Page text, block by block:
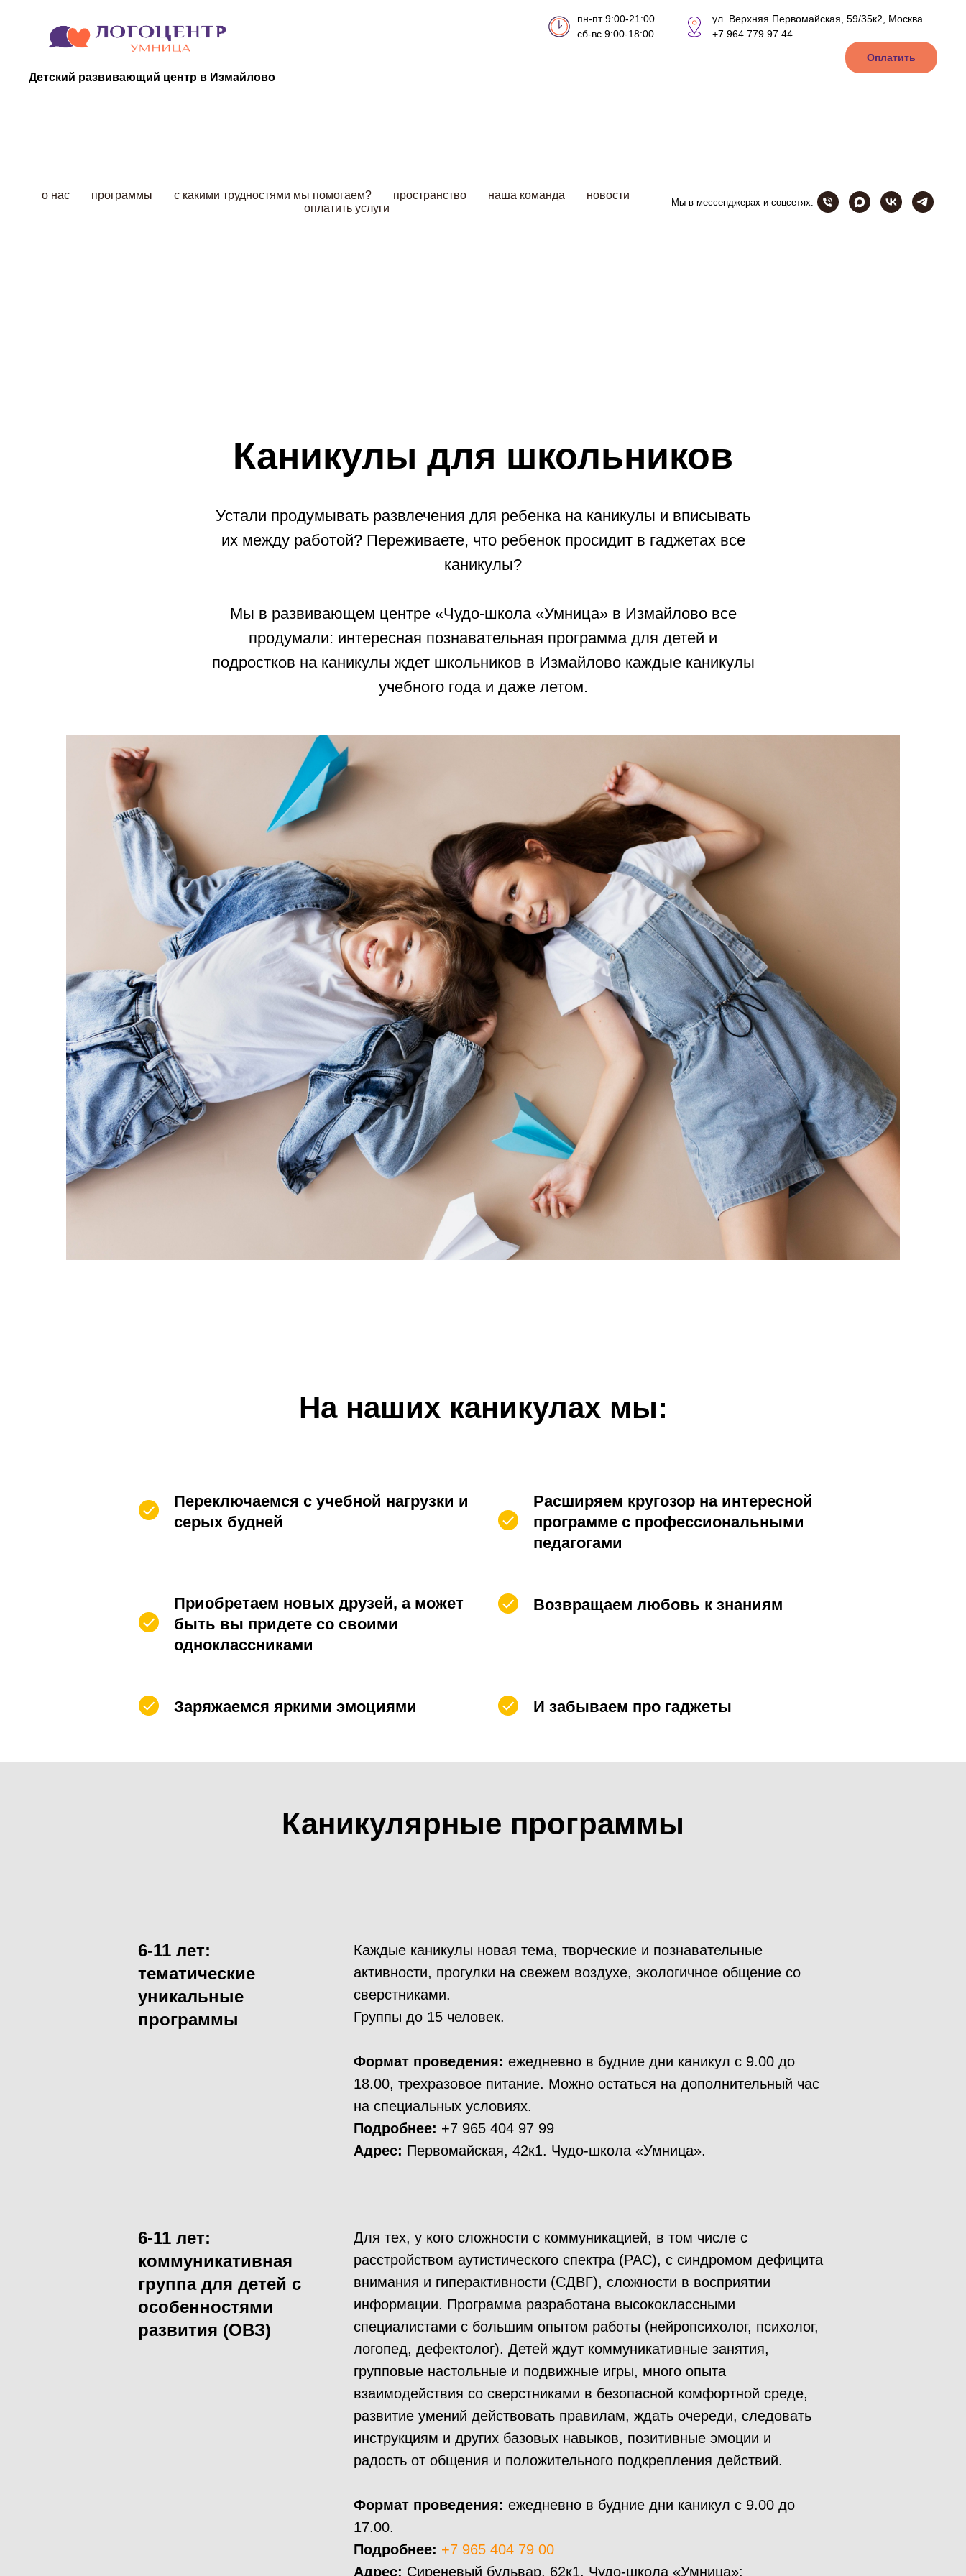
Детский развивающий центр в Измайлово
пн-пт 9:00-21:00
сб-вс 9:00-18:00
ул. Верхняя Первомайская, 59/35к2, Москва
+7 964 779 97 44
Оплатить
о нас программы с какими трудностями мы помогаем? пространство наша команда
новости
оплатить услуги
Мы в мессенджерах и соцсетях:
Каникулы для школьников
Устали продумывать развлечения для ребенка на каникулы и вписывать
их между работой? Переживаете, что ребенок просидит в гаджетах все
каникулы?
Мы в развивающем центре «Чудо-школа «Умница» в Измайлово все
продумали: интересная познавательная программа для детей и
подростков на каникулы ждет школьников в Измайлово каждые каникулы
учебного года и даже летом.
На наших каникулах мы:
Переключаемся с учебной нагрузки и
серых будней
Расширяем кругозор на интересной
программе с профессиональными
педагогами
Приобретаем новых друзей, а может
быть вы придете со своими
одноклассниками
Возвращаем любовь к знаниям
Заряжаемся яркими эмоциями И забываем про гаджеты
Каникулярные программы
6-11 лет:
тематические
уникальные
программы
Каждые каникулы новая тема, творческие и познавательные
активности, прогулки на свежем воздухе, экологичное общение со
сверстниками.
Группы до 15 человек.
Формат проведения: ежедневно в будние дни каникул с 9.00 до
18.00, трехразовое питание. Можно остаться на дополнительный час
на специальных условиях.
Подробнее: +7 965 404 97 99
Адрес: Первомайская, 42к1. Чудо-школа «Умница».
6-11 лет:
коммуникативная
группа для детей с
особенностями
развития (ОВЗ)
Для тех, у кого сложности с коммуникацией, в том числе с
расстройством аутистического спектра (РАС), с синдромом дефицита
внимания и гиперактивности (СДВГ), сложности в восприятии
информации. Программа разработана высококлассными
специалистами с большим опытом работы (нейропсихолог, психолог,
логопед, дефектолог). Детей ждут коммуникативные занятия,
групповые настольные и подвижные игры, много опыта
взаимодействия со сверстниками в безопасной комфортной среде,
развитие умений действовать правилам, ждать очереди, следовать
инструкциям и других базовых навыков, позитивные эмоции и
радость от общения и положительного подкрепления действий.
Формат проведения: ежедневно в будние дни каникул с 9.00 до
17.00.
Подробнее: +7 965 404 79 00
Адрес: Сиреневый бульвар, 62к1. Чудо-школа «Умница»: